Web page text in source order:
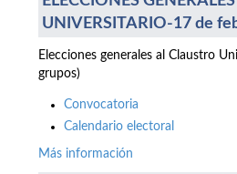
UNIVERSITARIO-17 de
Elecciones generales al Claustro
grupos)
Convocatoria
Calendario electoral
Más información